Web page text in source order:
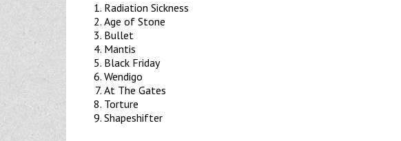
Radiation Sickness
Age of Stone
Bullet
Mantis
Black Friday
Wendigo
At The Gates
Torture
Shapeshifter